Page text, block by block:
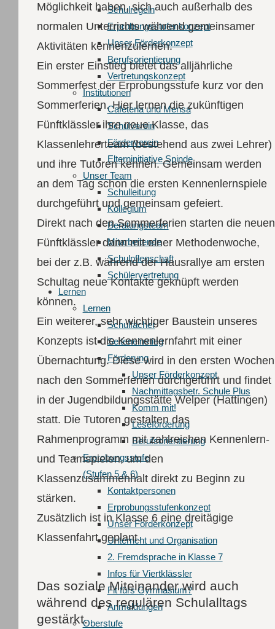
Schulregeln
Erprobungsstufenkonzept
Unser Förderkonzept
Berufsorientierung
Vertretungskonzept
Institutionen
Cafeteria und Mensa
Schulverein
Förderverein
Elterninitiative Spinde
Unser Team
Schulleitung
Kollegium
Beratungsteam
Mitarbeitende
Schulpflegschaft
Schülervertretung
Lernen
Lernen
Schulfächer
Seiteneinstieg
Förderung
Unser Förderkonzept
Nachmittagsbetr. Schule Plus
Komm mit!
Leseförderung
Berufsorientierung
Erprobungsstufe
(Stufen 5 & 6)
Kontaktpersonen
Erprobungsstufenkonzept
Unser Förderkonzept
Unterricht und Organisation
2. Fremdsprache in Klasse 7
Infos für Viertklässler
Fit fürs Gymnasium?
Anmeldungen
Oberstufe
Möglichkeit haben, sich auch außerhalb des
normalen Unterrichts während gemeinsamer
Aktivitäten kennenzulernen.
Ein erster Einstieg bietet das alljährliche
Sommerfest der Erprobungsstufe kurz vor den
Sommerferien. Hier lernen die zukünftigen
Fünftklässler ihre neue Klasse, das
Klassenlehrerteam (bestehend aus zwei Lehrer)
und ihre Tutoren kennen. Gemeinsam werden
an dem Tag schon die ersten Kennenlernspiele
durchgeführt und gemeinsam gefeiert.
Direkt nach den Sommerferien starten die neuen
Fünftklässler dann mit einer Methodenwoche,
bei der z.B. während der Hausrallye am ersten
Schultag neue Kontakte geknüpft werden
können.
Ein weiterer, sehr wichtiger Baustein unseres
Konzepts ist die Kennenlernfahrt mit einer
Übernachtung. Diese wird in den ersten Wochen
nach den Sommerferien durchgeführt und findet
in der Jugendbildungsstätte Welper (Hattingen)
statt. Die Tutoren gestalten das
Rahmenprogramm mit zahlreichen Kennenlern-
und Teamspielen, um den
Klassenzusammenhalt direkt zu Beginn zu
stärken.
Zusätzlich ist in Klasse 6 eine dreitägige
Klassenfahrt geplant.
Das soziale Miteinander wird auch
während des regulären Schulalltags
gestärkt.